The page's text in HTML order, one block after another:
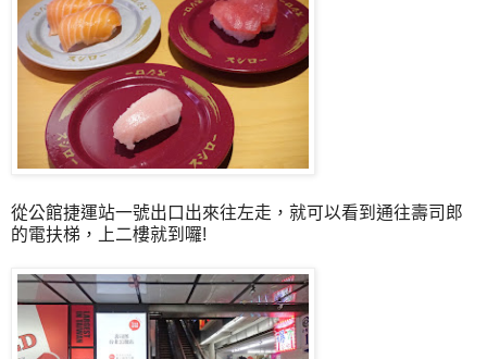
從公館捷運站一號出口出來往左走，就可以看到通往壽司郎
的電扶梯，上二樓就到囉!